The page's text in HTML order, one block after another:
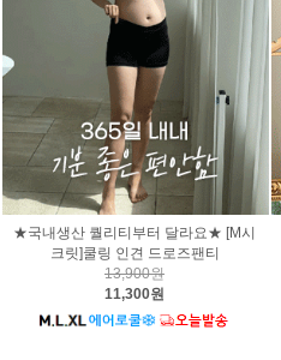
★국내생산 퀄리티부터 달라요★ [M시
크릿]쿨링 인견 드로즈팬티
13,900원
11,300원